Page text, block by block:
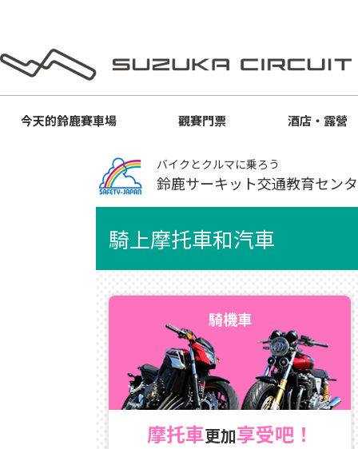
今天的鈴鹿賽車場 觀賽門票 酒店・露營
バイクとクルマに乗ろう
鈴鹿サーキット交通教育セン
騎上摩托車和汽車
騎機車
摩托車更加享受吧！